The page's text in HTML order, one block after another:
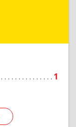
1
Подробнее